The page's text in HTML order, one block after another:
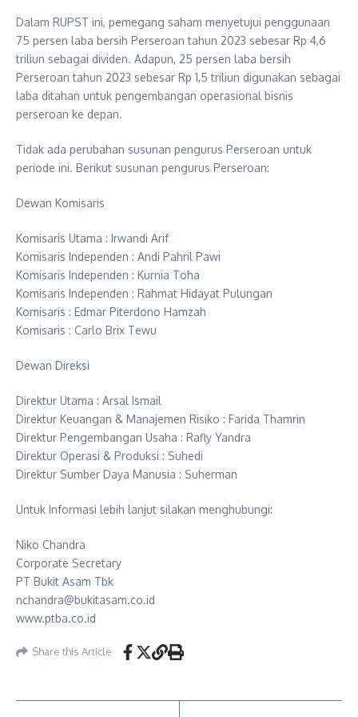
Dalam RUPST ini, pemegang saham menyetujui penggunaan
75 persen laba bersih Perseroan tahun 2023 sebesar Rp 4,6
triliun sebagai dividen. Adapun, 25 persen laba bersih
Perseroan tahun 2023 sebesar Rp 1,5 triliun digunakan sebagai
laba ditahan untuk pengembangan operasional bisnis
perseroan ke depan.
Tidak ada perubahan susunan pengurus Perseroan untuk
periode ini. Berikut susunan pengurus Perseroan:
Dewan Komisaris
Komisaris Utama : Irwandi Arif
Komisaris Independen : Andi Pahril Pawi
Komisaris Independen : Kurnia Toha
Komisaris Independen : Rahmat Hidayat Pulungan
Komisaris : Edmar Piterdono Hamzah
Komisaris : Carlo Brix Tewu
Dewan Direksi
Direktur Utama : Arsal Ismail
Direktur Keuangan & Manajemen Risiko : Farida Thamrin
Direktur Pengembangan Usaha : Rafly Yandra
Direktur Operasi & Produksi : Suhedi
Direktur Sumber Daya Manusia : Suherman
Untuk Informasi lebih lanjut silakan menghubungi:
Niko Chandra
Corporate Secretary
PT Bukit Asam Tbk
nchandra@bukitasam.co.id
www.ptba.co.id
Share this Article